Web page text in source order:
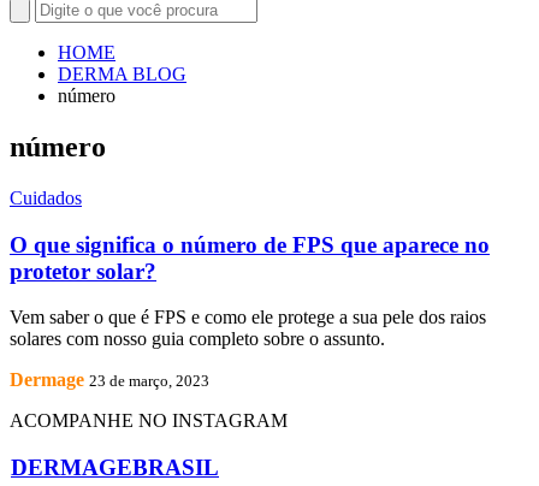
HOME
DERMA BLOG
número
número
Cuidados
O que significa o número de FPS que aparece no
protetor solar?
Vem saber o que é FPS e como ele protege a sua pele dos raios
solares com nosso guia completo sobre o assunto.
Dermage 23 de março, 2023
ACOMPANHE NO INSTAGRAM
DERMAGEBRASIL